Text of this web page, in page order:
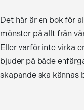
Det här är en bok för
mönster på allt från
Eller varför inte virka
bjuder på både
skapande ska kännas